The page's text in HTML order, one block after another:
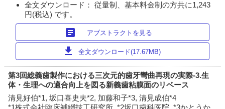
全文ダウンロード： 従量制、基本料金制の方共に1,243
円(税込) です。
article アブストラクトを見る
download 全文ダウンロード(17.67MB)
第3回総義歯製作における三次元的歯牙彎曲再現の実際-3.生
体・生理への適合向上を図る新義歯粘膜面のリベース
清見好伯*1, 坂口喜史夫*2, 加藤和子*3, 清見成伯*4